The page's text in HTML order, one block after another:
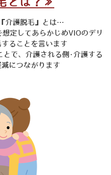
介護脱毛』とは…
定してあらかじめVIOのデリ
ることを言います
で、介護される側･介護する
につながります